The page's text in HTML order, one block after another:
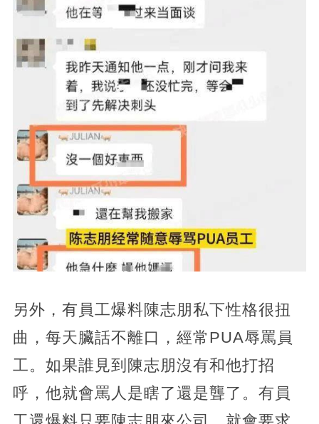
另外，有員工爆料陳志朋私下性格很扭
曲，每天臟話不離口，經常PUA辱罵員
工。如果誰見到陳志朋沒有和他打招
呼，他就會罵人是瞎了還是聾了。有員